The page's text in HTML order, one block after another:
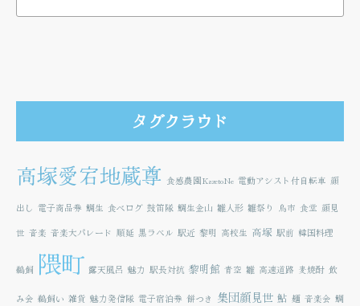
タグクラウド
高塚愛宕地蔵尊 食感農園KazetoNe 電動アシスト付自転車 顔
出し 電子商品券 鯛生 食べログ 鼓笛隊 鯛生金山 雛人形 雛祭り 鳥市 食堂 顔見
世 音楽 音楽大パレード 順延 黒ラベル 駅近 黎明 高校生 高塚 駅前 韓国料理
鵜飼 隈町 露天風呂 魅力 駅長対抗 黎明館 青空 雛 高速道路 麦焼酎 飲
み会 鵜飼い 雑貨 魅力発信隊 電子宿泊券 餅つき 集団顔見世 鮎 麺 音楽会 鯛